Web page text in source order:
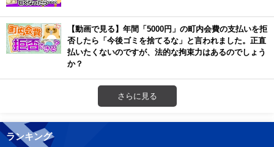
【動画で見る】年間「5000円」の町内会費の支払いを拒
否したら「今後ゴミを捨てるな」と言われました。正直
払いたくないのですが、法的な拘束力はあるのでしょう
か？
さらに見る
ランキング